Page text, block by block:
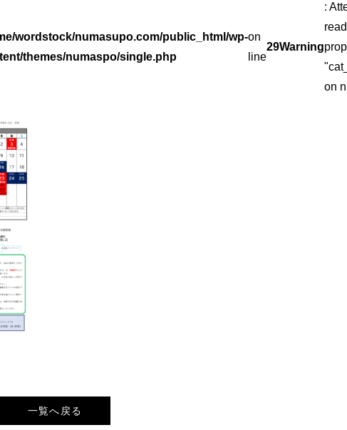
wordstock/numasupo.com/public_html/wp-
themes/numaspo/single.php
on
line
29Warning
:
read
on
一覧へ戻る